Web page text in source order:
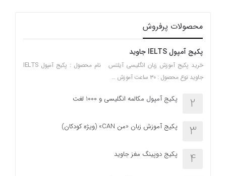
محصولات پرفروش
پکیج آمپول IELTS جاوید
خرید پکیج آموزش زبان انگلیسی آیلتس نام محصول : پکیج آمپول IELTS
جاوید نوع محصول : ۳۰ ساعت آموزش …
2 پکیج آمپول مکالمه انگلیسی و 1000 لغت
3 پکیج آموزش زبان «من CAN» (ویژه کودکان)
4 پکیج دوپینگ مغز جاوید